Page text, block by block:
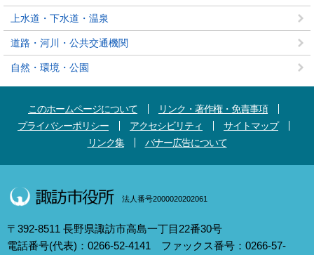
上水道・下水道・温泉
道路・河川・公共交通機関
自然・環境・公園
このホームページについて
リンク・著作権・免責事項
プライバシーポリシー
アクセシビリティ
サイトマップ
リンク集
バナー広告について
法人番号2000020202061
〒392-8511 長野県諏訪市高島一丁目22番30号
電話番号(代表)：0266-52-4141 ファックス番号：0266-57-